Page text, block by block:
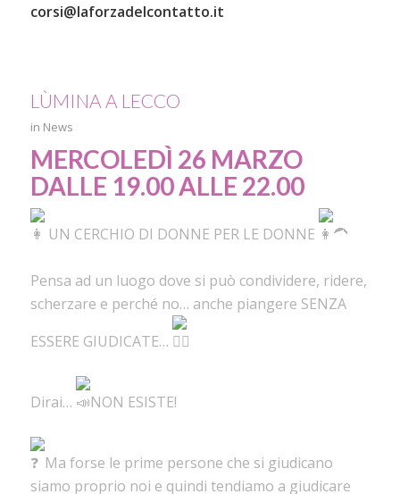
corsi@laforzadelcontatto.it
LÙMINA A LECCO
in News
MERCOLEDÌ 26 MARZO
DALLE 19.00 ALLE 22.00
UN CERCHIO DI DONNE PER LE DONNE
Pensa ad un luogo dove si può condividere, ridere,
scherzare e perché no… anche piangere SENZA
ESSERE GIUDICATE…
Dirai… NON ESISTE!
Ma forse le prime persone che si giudicano
siamo proprio noi e quindi tendiamo a giudicare